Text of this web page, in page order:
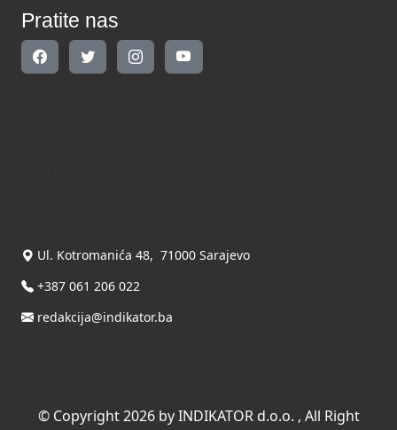
Pratite nas
Ul. Kotromanića 48, 71000 Sarajevo
+387 061 206 022
redakcija@indikator.ba
© Copyright 2026 by INDIKATOR d.o.o. , All Right